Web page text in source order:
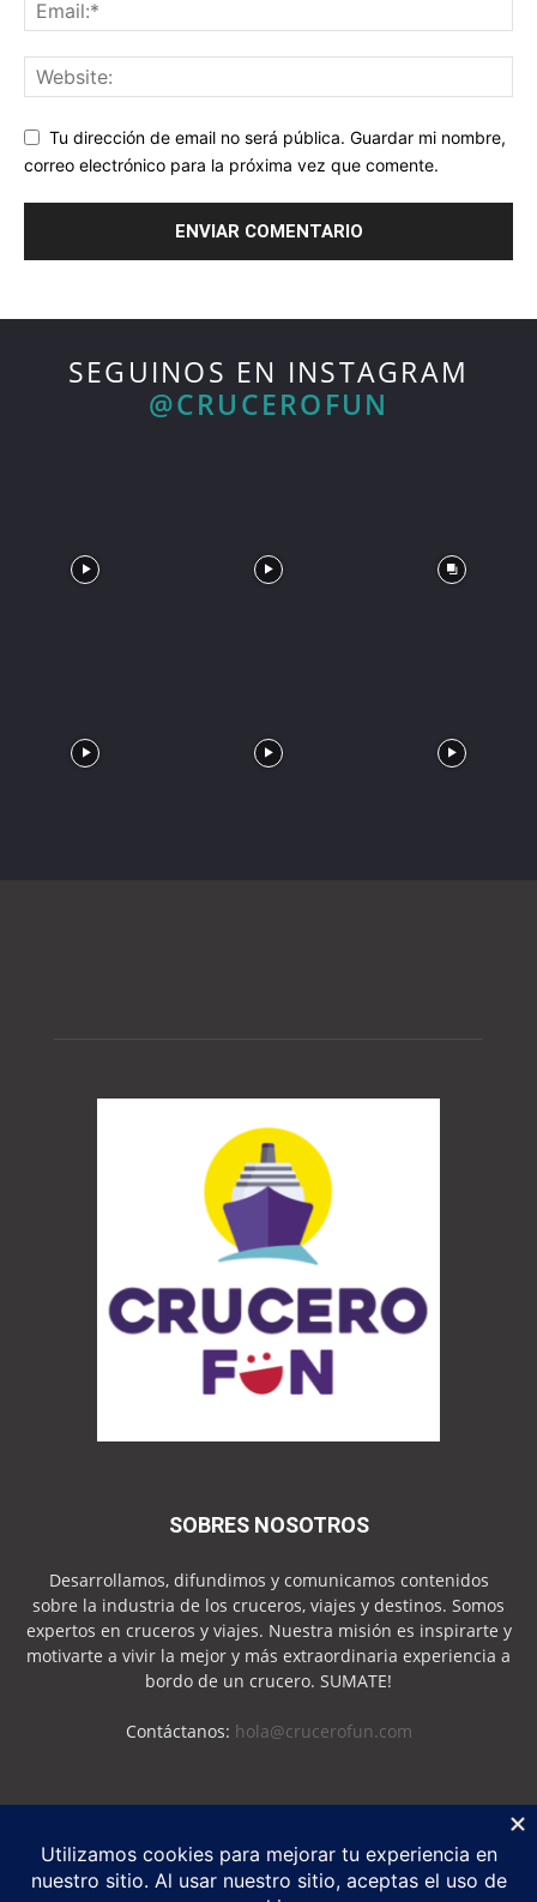
Tu dirección de email no será pública. Guardar mi nombre,
correo electrónico para la próxima vez que comente.
SEGUINOS EN INSTAGRAM
@CRUCEROFUN
SOBRES NOSOTROS
Desarrollamos, difundimos y comunicamos contenidos
sobre la industria de los cruceros, viajes y destinos. Somos
expertos en cruceros y viajes. Nuestra misión es inspirarte y
motivarte a vivir la mejor y más extraordinaria experiencia a
bordo de un crucero. SUMATE!
Contáctanos: hola@crucerofun.com